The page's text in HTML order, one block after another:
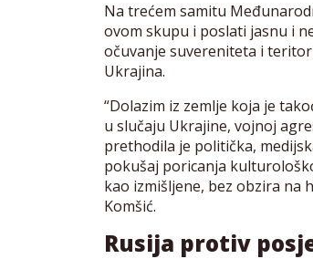
Na trećem samitu
ovom skupu i poslati jasnu i
očuvanje suvereniteta i
Ukrajina.
“Dolazim iz zemlje koja je
u slučaju Ukrajine, vojnoj
prethodila je politička,
pokušaj poricanja
kao izmišljene, bez obzira na
Komšić.
Rusija protiv